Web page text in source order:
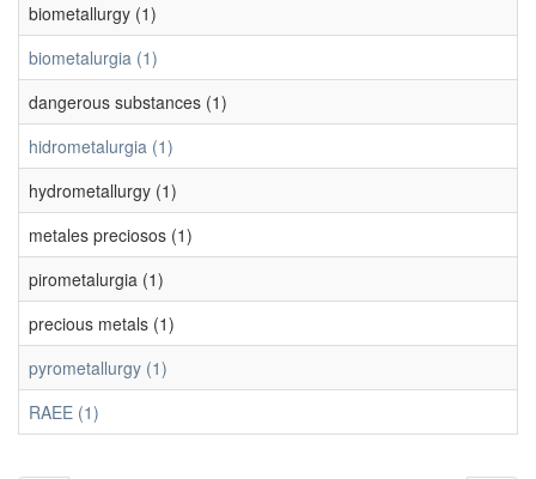
biometallurgy (1)
biometalurgia (1)
dangerous substances (1)
hidrometalurgia (1)
hydrometallurgy (1)
metales preciosos (1)
pirometalurgia (1)
precious metals (1)
pyrometallurgy (1)
RAEE (1)